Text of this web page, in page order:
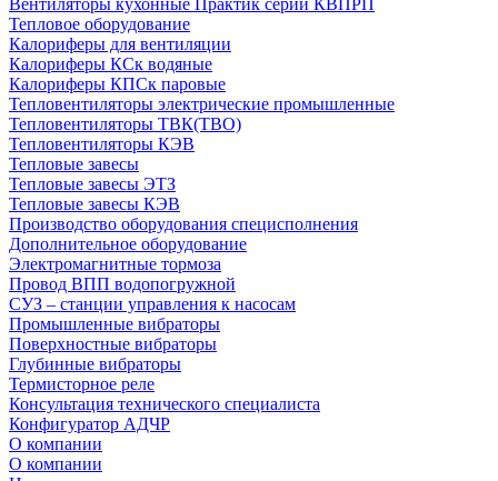
Вентиляторы кухонные Практик серии КВПРП
Тепловое оборудование
Калориферы для вентиляции
Калориферы КСк водяные
Калориферы КПСк паровые
Тепловентиляторы электрические промышленные
Тепловентиляторы ТВК(ТВО)
Тепловентиляторы КЭВ
Тепловые завесы
Тепловые завесы ЭТЗ
Тепловые завесы КЭВ
Производство оборудования специсполнения
Дополнительное оборудование
Электромагнитные тормоза
Провод ВПП водопогружной
СУЗ – станции управления к насосам
Промышленные вибраторы
Поверхностные вибраторы
Глубинные вибраторы
Термисторное реле
Консультация технического специалиста
Конфигуратор АДЧР
О компании
О компании